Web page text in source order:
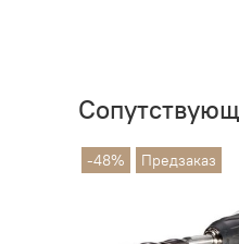
-48% Предзаказ